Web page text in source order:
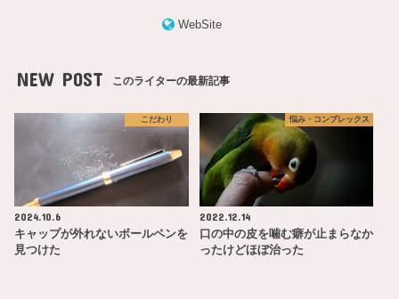
WebSite
NEW POST このライターの最新記事
こだわり
2024.10.6
キャップが外れないボールペンを
見つけた
悩み・コンプレックス
2022.12.14
口の中の皮を噛む癖が止まらなか
ったけどほぼ治った